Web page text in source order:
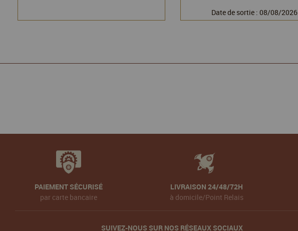
Date de sortie : 08/08/2026
PAIEMENT SÉCURISÉ
par carte bancaire
LIVRAISON 24/48/72H
à domicile/Point Relais
SUIVEZ-NOUS SUR NOS RÉSEAUX SOCIAUX